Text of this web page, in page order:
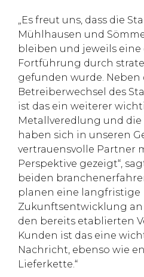
„Es freut uns, dass die
Mühlhausen und
bleiben und jeweils
Fortführung durch
gefunden wurde. Neben
Betreiberwechsel des
ist das ein weiterer
Metallveredlung und die
haben sich in unseren
vertrauensvolle Partner
Perspektive gezeigt“,
beiden
planen eine langfristige
Zukunftsentwicklung
den bereits etablierten
Kunden ist das eine
Nachricht, ebenso wie
Lieferkette.“